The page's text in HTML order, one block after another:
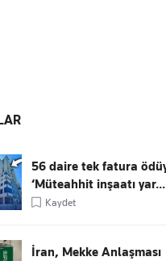
56 daire tek fatura
‘Müteahhit inşaatı yar...
Kaydet
İran, Mekke Anlaşması